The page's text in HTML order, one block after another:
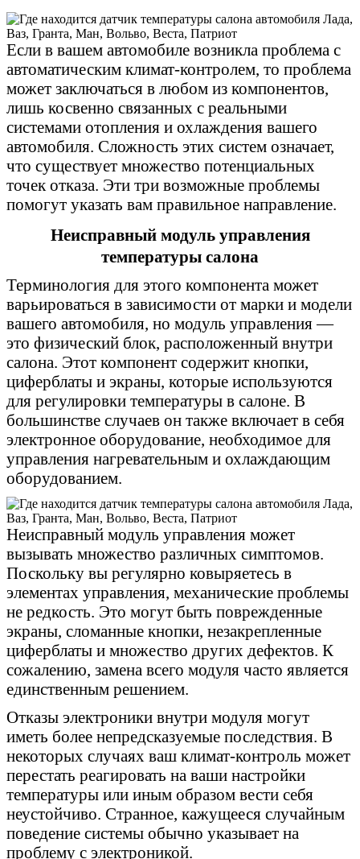
Если в вашем автомобиле возникла проблема с
автоматическим климат-контролем, то проблема
может заключаться в любом из компонентов,
лишь косвенно связанных с реальными
системами отопления и охлаждения вашего
автомобиля. Сложность этих систем означает,
что существует множество потенциальных
точек отказа. Эти три возможные проблемы
помогут указать вам правильное направление.
Неисправный модуль управления
температуры салона
Терминология для этого компонента может
варьироваться в зависимости от марки и модели
вашего автомобиля, но модуль управления —
это физический блок, расположенный внутри
салона. Этот компонент содержит кнопки,
циферблаты и экраны, которые используются
для регулировки температуры в салоне. В
большинстве случаев он также включает в себя
электронное оборудование, необходимое для
управления нагревательным и охлаждающим
оборудованием.
Неисправный модуль управления может
вызывать множество различных симптомов.
Поскольку вы регулярно ковыряетесь в
элементах управления, механические проблемы
не редкость. Это могут быть поврежденные
экраны, сломанные кнопки, незакрепленные
циферблаты и множество других дефектов. К
сожалению, замена всего модуля часто является
единственным решением.
Отказы электроники внутри модуля могут
иметь более непредсказуемые последствия. В
некоторых случаях ваш климат-контроль может
перестать реагировать на ваши настройки
температуры или иным образом вести себя
неустойчиво. Странное, кажущееся случайным
поведение системы обычно указывает на
проблему с электроникой.